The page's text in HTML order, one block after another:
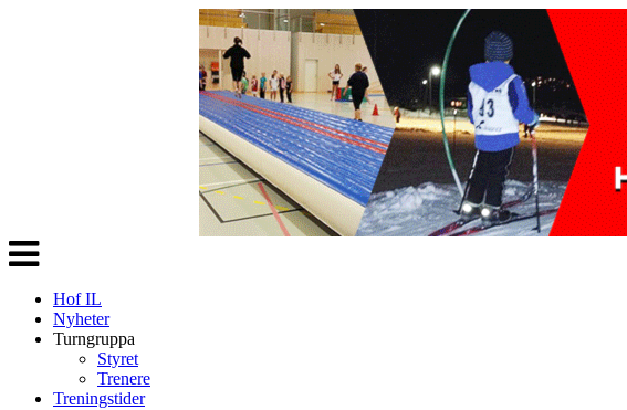
Veksle
navigasjon
Hof IL
Nyheter
Turngruppa
Styret
Trenere
Treningstider